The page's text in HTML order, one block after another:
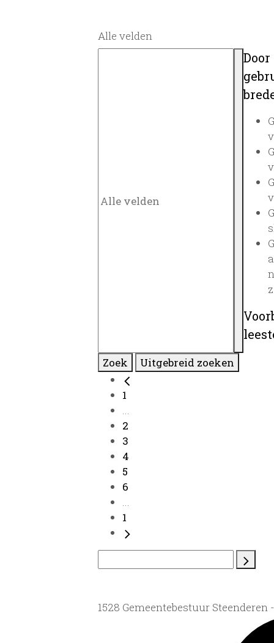
Alle velden
Zoek Uitgebreid zoeken
1
...
2
3
4
5
6
...
1
1528 Gemeentebestuur